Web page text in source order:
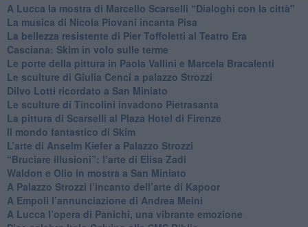
A Lucca la mostra di Marcello Scarselli “Dialoghi con la città"
​La musica di Nicola Piovani incanta Pisa
​La bellezza resistente di Pier Toffoletti al Teatro Era
​Casciana: Skim in volo sulle terme
​Le porte della pittura in Paola Vallini e Marcela Bracalenti
​Le sculture di Giulia Cenci a palazzo Strozzi
​Dilvo Lotti ricordato a San Miniato
​Le sculture di Tincolini invadono Pietrasanta
La pittura di Scarselli al Plaza Hotel di Firenze
​Il mondo fantastico di Skim
​L’arte di Anselm Kiefer a Palazzo Strozzi
​“Bruciare illusioni”: l’arte di Elisa Zadi
​Waldon e Olio in mostra a San Miniato
​A Palazzo Strozzi l’incanto dell’arte di Kapoor
​A Empoli l’annunciazione di Andrea Meini
A Lucca l’opera di Panichi, una vibrante emozione